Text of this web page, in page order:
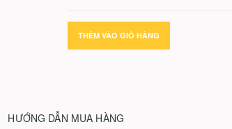
THÊM VÀO GIỎ HÀNG
HƯỚNG DẪN MUA HÀNG